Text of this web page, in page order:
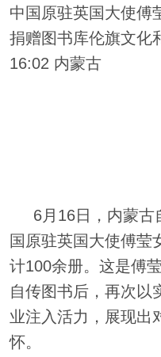
中国原驻英国大使傅
捐赠图书库伦旗文化
16:02 内蒙古
6月16日，内蒙古
国原驻英国大使傅莹
计100余册。这是傅
自传图书后，再次以
业注入活力，展现出
怀。